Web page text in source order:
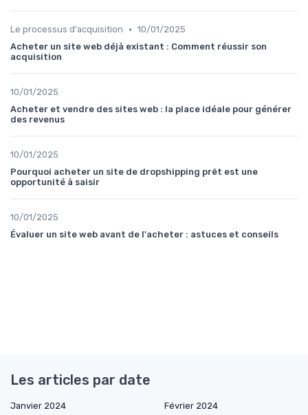
Le processus d'acquisition • 10/01/2025
Acheter un site web déjà existant : Comment réussir son
acquisition
10/01/2025
Acheter et vendre des sites web : la place idéale pour générer
des revenus
10/01/2025
Pourquoi acheter un site de dropshipping prêt est une
opportunité à saisir
10/01/2025
Évaluer un site web avant de l'acheter : astuces et conseils
Les articles par date
Janvier 2024
Février 2024